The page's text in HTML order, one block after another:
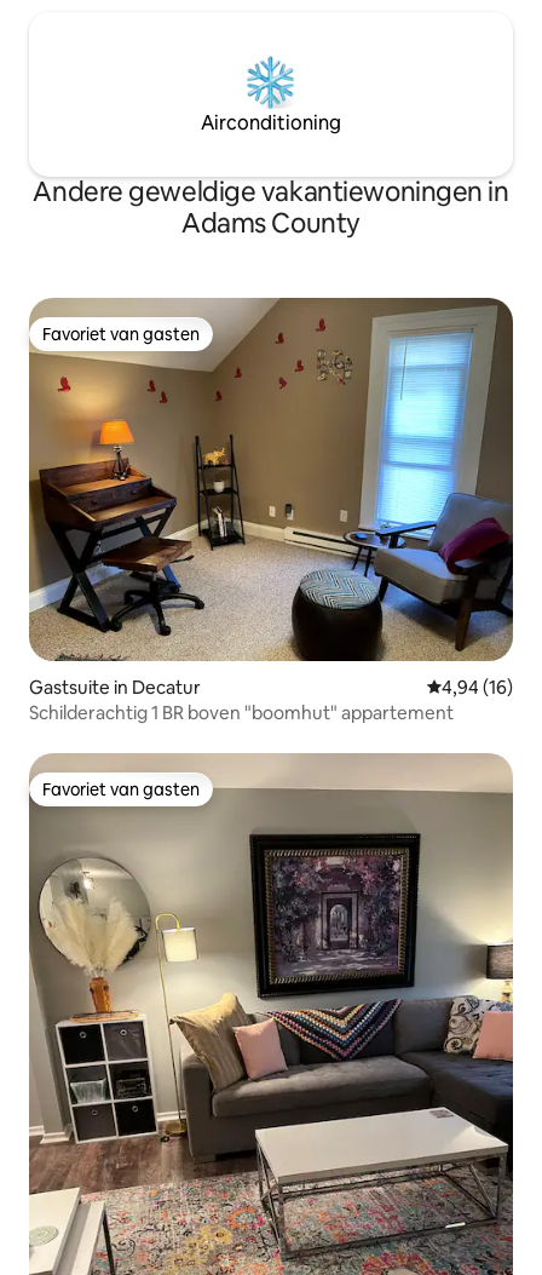
Airconditioning
Andere geweldige vakantiewoningen in
Adams County
Favoriet van gasten
Favoriet van gasten
Gastsuite in Decatur Gemiddelde
4,94 (16)
Schilderachtig 1 BR boven "boomhut" appartement
Favoriet van gasten
Favoriet van gasten